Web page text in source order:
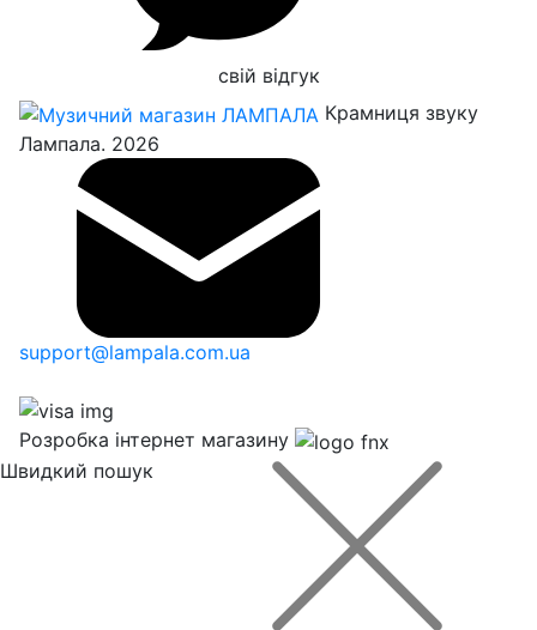
свій відгук
Крамниця звуку
Лампала. 2026
support@lampala.com.ua
Розробка інтернет магазину
Швидкий пошук